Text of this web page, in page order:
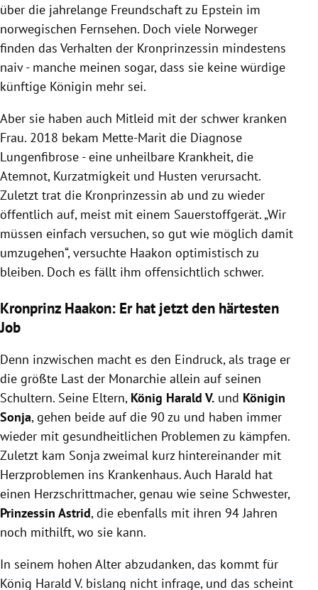
über die jahrelange Freundschaft zu Epstein im
norwegischen Fernsehen. Doch viele Norweger
finden das Verhalten der Kronprinzessin mindestens
naiv - manche meinen sogar, dass sie keine würdige
künftige Königin mehr sei.
Aber sie haben auch Mitleid mit der schwer kranken
Frau. 2018 bekam Mette-Marit die Diagnose
Lungenfibrose - eine unheilbare Krankheit, die
Atemnot, Kurzatmigkeit und Husten verursacht.
Zuletzt trat die Kronprinzessin ab und zu wieder
öffentlich auf, meist mit einem Sauerstoffgerät. „Wir
müssen einfach versuchen, so gut wie möglich damit
umzugehen“, versuchte Haakon optimistisch zu
bleiben. Doch es fällt ihm offensichtlich schwer.
Kronprinz Haakon: Er hat jetzt den härtesten
Job
Denn inzwischen macht es den Eindruck, als trage er
die größte Last der Monarchie allein auf seinen
Schultern. Seine Eltern, König Harald V. und Königin
Sonja, gehen beide auf die 90 zu und haben immer
wieder mit gesundheitlichen Problemen zu kämpfen.
Zuletzt kam Sonja zweimal kurz hintereinander mit
Herzproblemen ins Krankenhaus. Auch Harald hat
einen Herzschrittmacher, genau wie seine Schwester,
Prinzessin Astrid, die ebenfalls mit ihren 94 Jahren
noch mithilft, wo sie kann.
In seinem hohen Alter abzudanken, das kommt für
König Harald V. bislang nicht infrage, und das scheint